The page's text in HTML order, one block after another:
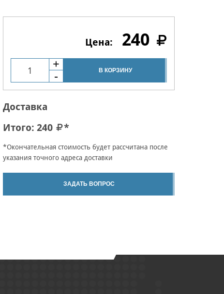
240
В КОРЗИНУ
Доставка
Итого: 240 *
*Окончательная стоимость будет рассчитана после
указания точного адреса доставки
ЗАДАТЬ ВОПРОС